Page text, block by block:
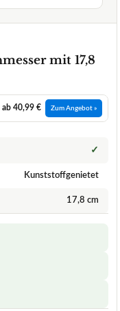
mit 17,8
ab 40,99 € Zum Angebot »
✓
Kunststoffgenietet
17,8 cm